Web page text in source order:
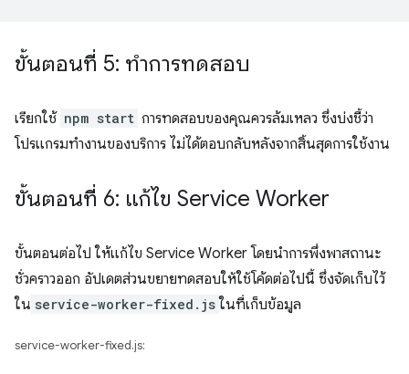
ขั้นตอนที่ 5: ทำการทดสอบ
เรียกใช้ npm start การทดสอบของคุณควรล้มเหลว ซึ่งบ่งชี้ว่า
โปรแกรมทำงานของบริการ ไม่ได้ตอบกลับหลังจากสิ้นสุดการใช้งาน
ขั้นตอนที่ 6: แก้ไข Service Worker
ขั้นตอนต่อไป ให้แก้ไข Service Worker โดยนำการพึ่งพาสถานะ
ชั่วคราวออก อัปเดตส่วนขยายทดสอบให้ใช้โค้ดต่อไปนี้ ซึ่งจัดเก็บไว้
ใน service-worker-fixed.js ในที่เก็บข้อมูล
service-worker-fixed.js: